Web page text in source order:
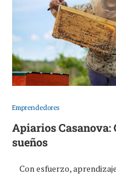
Emprendedores
Apiarios Casanova:
sueños
Con esfuerzo,